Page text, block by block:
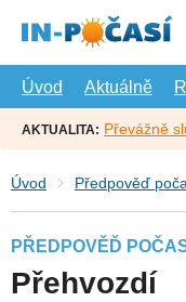
hlavní
Úvod
Aktuálně
AKTUALITA: Převážně
Úvod Předpověď
PŘEDPOVĚĎ
Přehvozdí